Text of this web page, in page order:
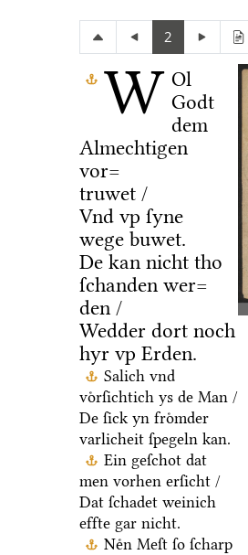
2
W Ol
Godt
dem
Almechtigen
vor=
truwet /
Vnd vp ſyne
wege buwet.
De kan nicht tho
ſchanden wer=
den /
Wedder dort noch
hyr vp Erden.
Salich vnd
voͤrſichtich ys de Man /
De ſick yn froͤmder
varlicheit ſpegeln kan.
Ein geſchot dat
men vorhen erſicht /
Dat ſchadet weinich
effte gar nicht.
Neͤn Meſt ſo ſcharp